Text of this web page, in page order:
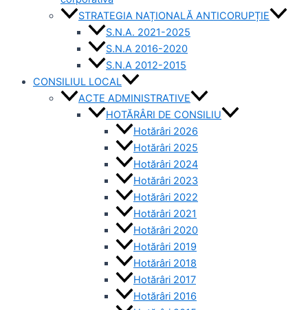
STRATEGIA NAȚIONALĂ ANTICORUPȚIE
S.N.A. 2021-2025
S.N.A 2016-2020
S.N.A 2012-2015
CONSILIUL LOCAL
ACTE ADMINISTRATIVE
HOTĂRÂRI DE CONSILIU
Hotărâri 2026
Hotărâri 2025
Hotărâri 2024
Hotărâri 2023
Hotărâri 2022
Hotărâri 2021
Hotărâri 2020
Hotărâri 2019
Hotărâri 2018
Hotărâri 2017
Hotărâri 2016